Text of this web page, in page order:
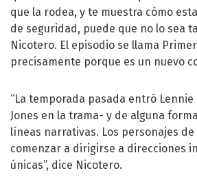
que la rodea, y te muestra cómo
de seguridad, puede que no lo sea
Nicotero. El episodio se llama
precisamente porque es un nuevo
“La temporada pasada entró Lennie
Jones en la trama- y de alguna
líneas narrativas. Los personajes de
comenzar a dirigirse a direcciones
únicas”, dice Nicotero.